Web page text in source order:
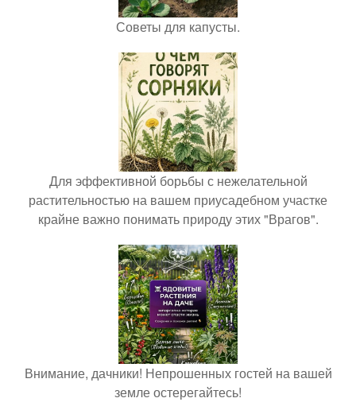
Советы для капусты.
Для эффективной борьбы с нежелательной
растительностью на вашем приусадебном участке
крайне важно понимать природу этих "Врагов".
Внимание, дачники! Непрошенных гостей на вашей
земле остерегайтесь!